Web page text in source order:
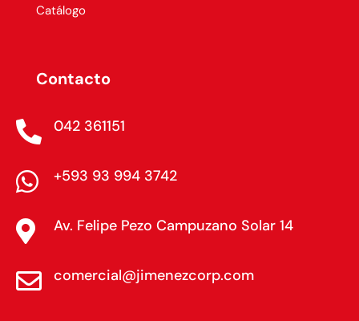
Catálogo
Contacto
 042 361151
 +593 93 994 3742
 Av. Felipe Pezo Campuzano Solar 14
 comercial@jimenezcorp.com